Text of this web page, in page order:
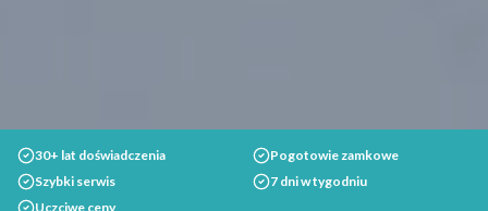
30+ lat doświadczenia
Pogotowie zamkowe
Szybki serwis
7 dni w tygodniu
Uczciwe ceny